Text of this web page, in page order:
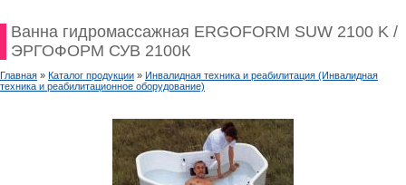
Ванна гидромассажная ERGOFORM SUW 2100 K /
ЭРГОФОРМ СУВ 2100К
Главная » Каталог продукции » Инвалидная техника и реабилитация (Инвалидная
техника и реабилитационное оборудование)